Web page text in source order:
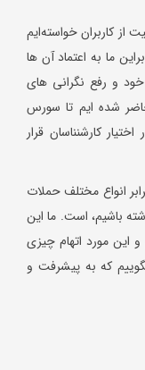
از کاربران خواسته‌ایم
ما به اعتماد آن ها
و رفع نگرانی های
شده ایم تا سورس
کارشنناسان قرار
انواع مختلف حملات
باشیم، است. ما این
این مورد اتهام چیزی
که به پیشرفت و